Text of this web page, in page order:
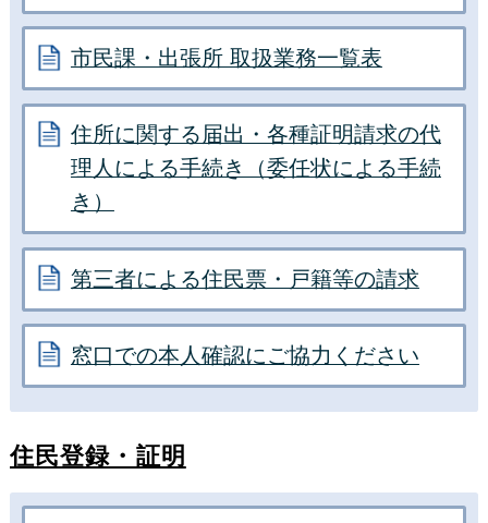
市民課・出張所 取扱業務一覧表
住所に関する届出・各種証明請求の代
理人による手続き（委任状による手続
き）
第三者による住民票・戸籍等の請求
窓口での本人確認にご協力ください
住民登録・証明